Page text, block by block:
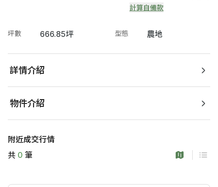
計算自備款
坪數 666.85坪 型態 農地
詳情介紹
物件介紹
附近成交行情
共 0 筆